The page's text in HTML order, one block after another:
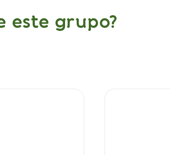
este grupo?